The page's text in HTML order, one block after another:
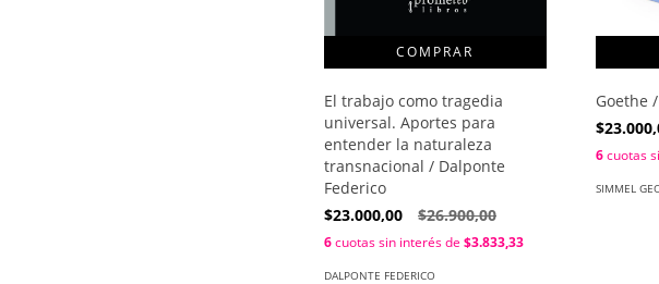
El trabajo como tragedia
universal. Aportes para
entender la naturaleza
transnacional / Dalponte
Federico
$23.000,00
$26.900,00
6cuotas sin interés de $3.833,33
DALPONTE FEDERICO
Goethe
6cuotas
SIMMEL